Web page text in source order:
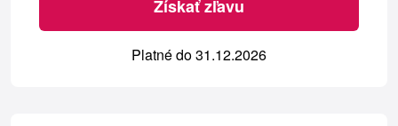
Získať zľavu
Platné do 31.12.2026